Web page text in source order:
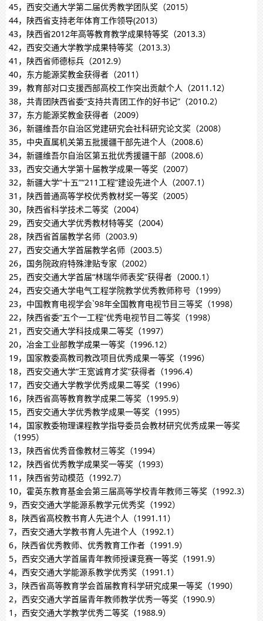
45，西安交通大学第二届优秀教学团队奖（2015）
44，陕西省支持老年体育工作领导(2013）
43，陕西省2012年高等教育教学成果特等奖（2013.3）
42，西安交通大学教学成果特等奖（2013.3）
41，陕西省师德标兵（2012.9）
40，东方能源奖教金获得者（2011）
39，教育部对口支援西部高校工作突出贡献个人（2011.12）
38，共青团陕西省委“支持共青团工作的好书记”（2010.2）
37，东方能源奖教金获得者（2009）
36，新疆维吾尔自治区党建研究会社科研究论文奖（2008）
35，中央直属机关第五批援疆干部先进个人（2008.6）
34，新疆维吾尔自治区第五批优秀援疆干部（2008.6）
33，西安交通大学第十届教学成果一等奖（2007）
32，新疆大学“十五”“211工程”建设先进个人（2007.1）
31，陕西普通高等学校优秀教材奖一等奖（2005）
30，陕西省科学技术二等奖（2004）
29，西安交通大学优秀教材特等奖（2004）
28，陕西省首届教学名师（2003.9）
27，西安交通大学首届教学名师（2003.5）
26，国务院政府特殊津贴专家（2002）
25，西安交通大学首届“林瑞华师表奖”获得者（2000.1）
24，西安交通大学电气工程学院教学优秀教师称号（1999）
23，中国教育电视学会`98年全国教育电视节目三等奖（1998）
22，陕西省委“五个一工程”优秀电视节目二等奖（1998）
21，西安交通大学科技成果二等奖（1997）
20，冶金工业部教学成果一等奖（1996.12）
19，国家教委高教司教改项目优秀成果一等奖（1996）
18，西安交通大学“王宽诚育才奖”获得者（1996.4）
17，西安交通大学教学优秀成果二等奖（1996）
16，陕西省高等教育教学成果二等奖（1995.9）
15，西安交通大学优秀教学成果一等奖（1995）
14，国家教委物理课程教学指导委员会教材研究优秀成果一等奖
（1995）
13，陕西省优秀音像教材三等奖（1994）
12，陕西省优秀教学成果奖一等奖（1993）
11，陕西省劳动模范（1992.7）
10，霍英东教育基金会第三届高等学校青年教师三等奖（1992.3）
9，西安交通大学能源系教学元优秀奖（1992）
8，陕西省高校教书育人先进个人（1991.11）
7，西安交通大学教书育人先进个人（1992.1）
6，陕西省优秀教师、优秀教育工作者（1991.9）
5，西安交通大学首届青年教师授课竞赛一等奖（1991.9）
4，西安交通大学能源系教学优秀奖（1991.1）
3，陕西省高等教育学会首届教育科学研究成果一等奖（1990）
2，西安交通大学首届青年教师教学优秀一等奖（1990.9）
1，西安交通大学教学优秀二等奖（1988.9）